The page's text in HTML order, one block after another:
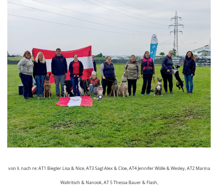
von li. nach re: AT1 Biegler Lisa & Nice, AT3 Sagl Alex & Cloe, AT4 Jennifer Wölle & Wesley, AT2 Marina
Waltritsch & Nanook, AT 5 Thessa Bauer & Flash,